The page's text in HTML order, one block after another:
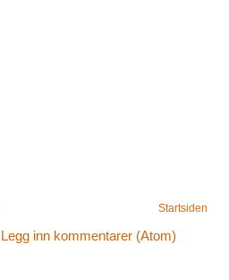
Startsiden
Legg inn kommentarer (Atom)